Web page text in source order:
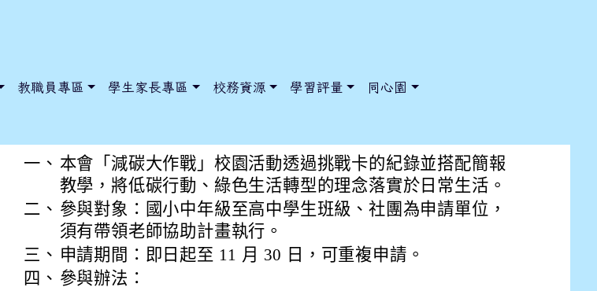
教職員專區 學生家長專區 校務資源 學習評量 同心園
財團法人金車文教基金會「2025年減碳大作戰」推廣
一、 本會「減碳大作戰」校園活動透過挑戰卡的紀錄並搭配簡報
教學，將低碳行動、綠色生活轉型的理念落實於日常生活。
二、 參與對象：國小中年級至高中學生班級、社團為申請單位，
須有帶領老師協助計畫執行。
三、 申請期間：即日起至 11 月 30 日，可重複申請。
四、 參與辦法：
NoExamImitateHome/Page/Public/ChooseSys?s=05 style=font-size: 1rem; background-
NoExamImitateHome/Page/Public/ChooseSys?s=05 style=font-size: 1rem; background-